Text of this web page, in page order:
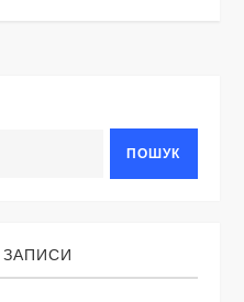
ПОШУК
ЗАПИСИ